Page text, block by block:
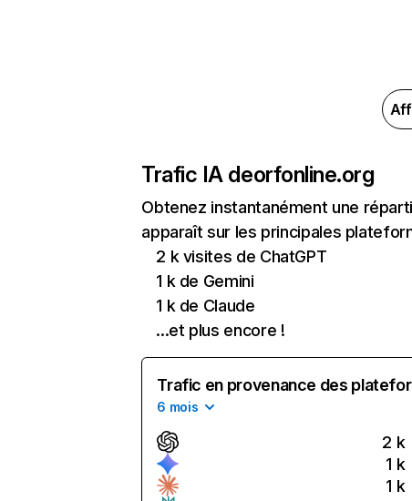
Trafic IA deorfonline.org
Obtenez instantanément une
apparaît sur les principales
2 k visites de ChatGPT
1 k de Gemini
1 k de Claude
...et plus encore !
Trafic en provenance des
6 mois
2 k
1 k
1 k